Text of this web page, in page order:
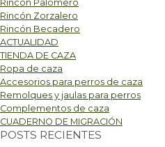
Rincón Palomero
Rincón Zorzalero
Rincón Becadero
ACTUALIDAD
TIENDA DE CAZA
Ropa de caza
Accesorios para perros de caza
Remolques y jaulas para perros
Complementos de caza
CUADERNO DE MIGRACIÓN
POSTS RECIENTES